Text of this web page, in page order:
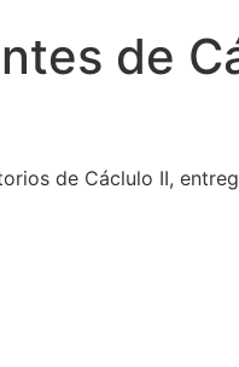
de
de Cáclulo II,